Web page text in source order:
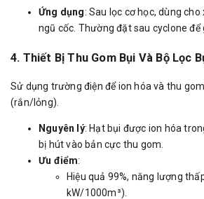
Ứng dụng: Sau lọc cơ học, dùng
ngũ cốc. Thường đặt sau cyclone để
4. Thiết Bị Thu Gom Bụi Và Bộ Lọc
Sử dụng trường điện để ion hóa và thu
(rắn/lỏng).
Nguyên lý: Hạt bụi được ion hóa
bị hút vào bản cực thu gom.
Ưu điểm:
Hiệu quả 99%, năng lượng
kW/1000m³).